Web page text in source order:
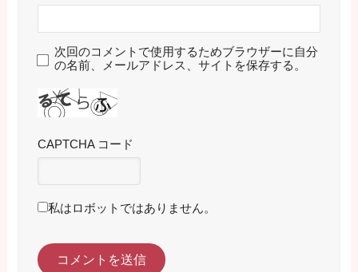
次回のコメントで使用するためブラウザーに自分
の名前、メールアドレス、サイトを保存する。
CAPTCHA コード
私はロボットではありません。